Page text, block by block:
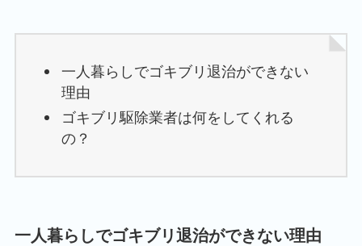
一人暮らしでゴキブリ退治ができない
理由
ゴキブリ駆除業者は何をしてくれる
の？
一人暮らしでゴキブリ退治ができない理由